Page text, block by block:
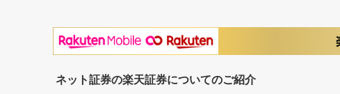
ネット証券の楽天証券についてのご紹介